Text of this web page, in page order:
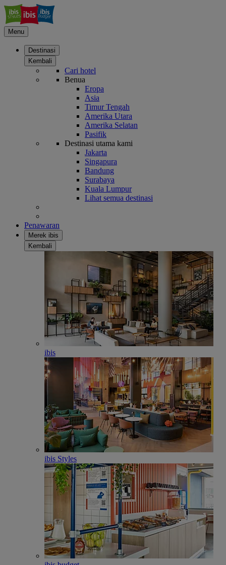
Menu
Destinasi
Kembali
Cari hotel
Benua
Eropa
Asia
Timur Tengah
Amerika Utara
Amerika Selatan
Pasifik
Destinasi utama kami
Jakarta
Singapura
Bandung
Surabaya
Kuala Lumpur
Lihat semua destinasi
Penawaran
Merek ibis
Kembali
ibis
ibis Styles